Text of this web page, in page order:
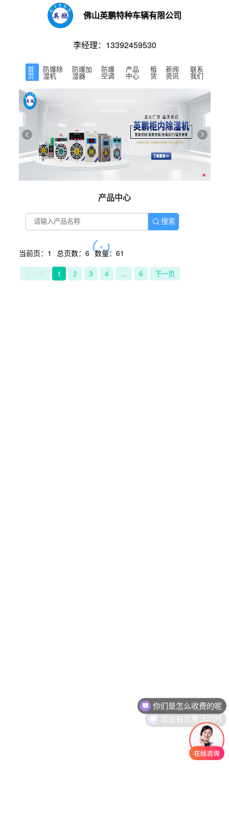
佛山英鹏特种车辆有限公司
李经理：13392459530
首
页
防爆除
湿机
防爆加
湿器
防爆
空调
产品
中心
租
赁
新闻
资讯
联系
我们
产品中心
当前页：1 总页数：6 数量：61
上一页 1 2 3 4 ... 6 下一页
搜索
你们是怎么收费的呢
现在有优惠活动吗